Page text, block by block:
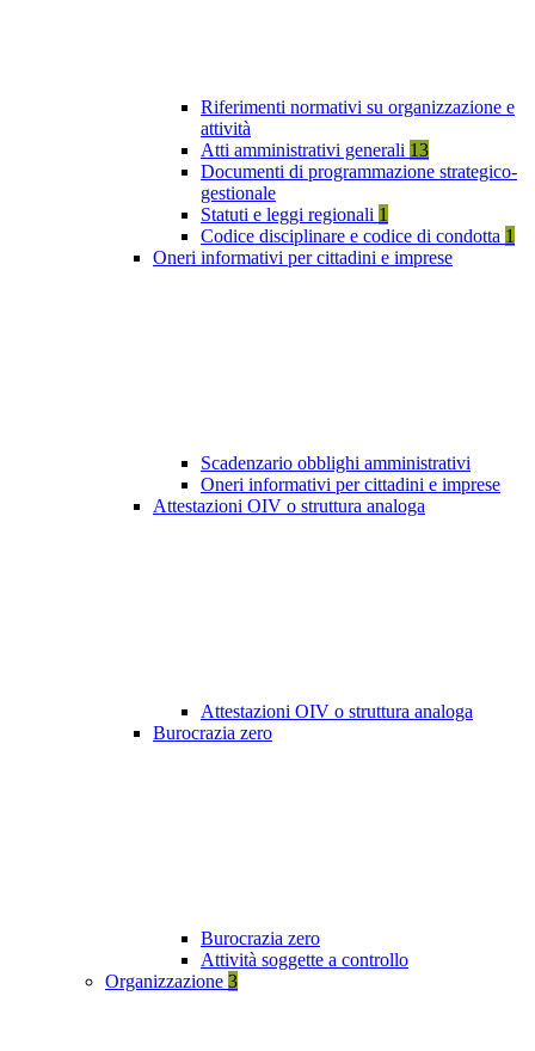
Riferimenti normativi su organizzazione e
attività
Atti amministrativi generali 13
Documenti di programmazione strategico-
gestionale
Statuti e leggi regionali 1
Codice disciplinare e codice di condotta 1
Oneri informativi per cittadini e imprese
Scadenzario obblighi amministrativi
Oneri informativi per cittadini e imprese
Attestazioni OIV o struttura analoga
Attestazioni OIV o struttura analoga
Burocrazia zero
Burocrazia zero
Attività soggette a controllo
Organizzazione 3